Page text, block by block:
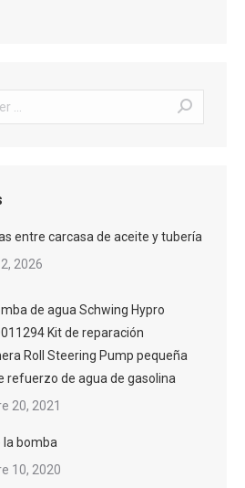
entre carcasa de aceite y tubería
2026
de agua Schwing Hypro
Kit de reparación
Roll Steering Pump pequeña
refuerzo de agua de gasolina
20, 2021
la bomba
10, 2020